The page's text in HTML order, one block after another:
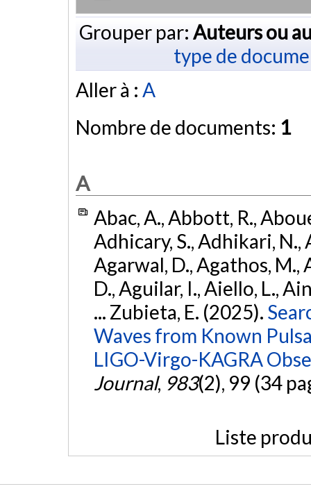
Grouper par: Auteurs ou
type de
Aller à : A
Nombre de documents: 1
A
Abac, A., Abbott, R.,
Adhicary, S., Adhikari, N.,
Agarwal, D., Agathos, M.,
D., Aguilar, I., Aiello, L.,
... Zubieta, E. (2025).
Waves from Known
LIGO-Virgo-KAGRA
Journal, 983(2), 99 (34
Liste